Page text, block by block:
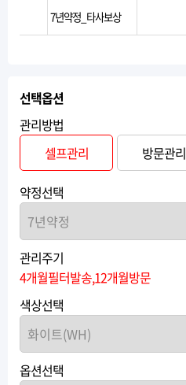
7년약정_타사보상
선택옵션
관리방법
셀프관리
방문관리
약정선택
관리주기
4개월필터발송,12개월방문
색상선택
옵션선택